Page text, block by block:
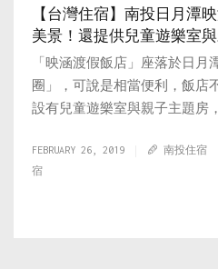
【台灣住宿】南投日月潭
美景！還提供兒童遊樂室
「映涵渡假飯店」座落於日
圈」，可說是相當便利，飯店
設有兒童遊樂室與親子主題房
FEBRUARY 26, 2019 南投住宿
宿